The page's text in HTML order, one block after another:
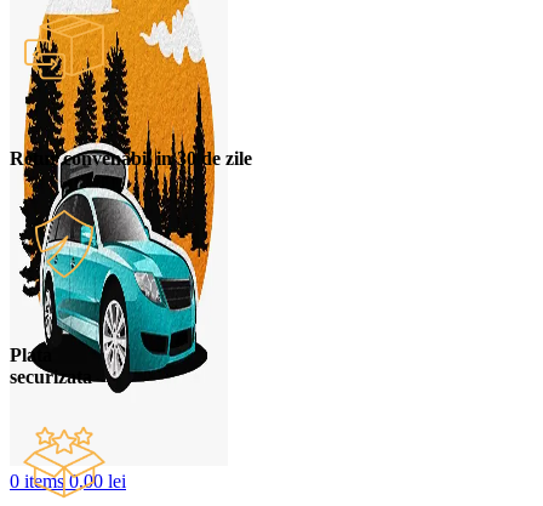
0 items 0,00 lei
Retur convenabil in 30 de zile
Plata
securizata